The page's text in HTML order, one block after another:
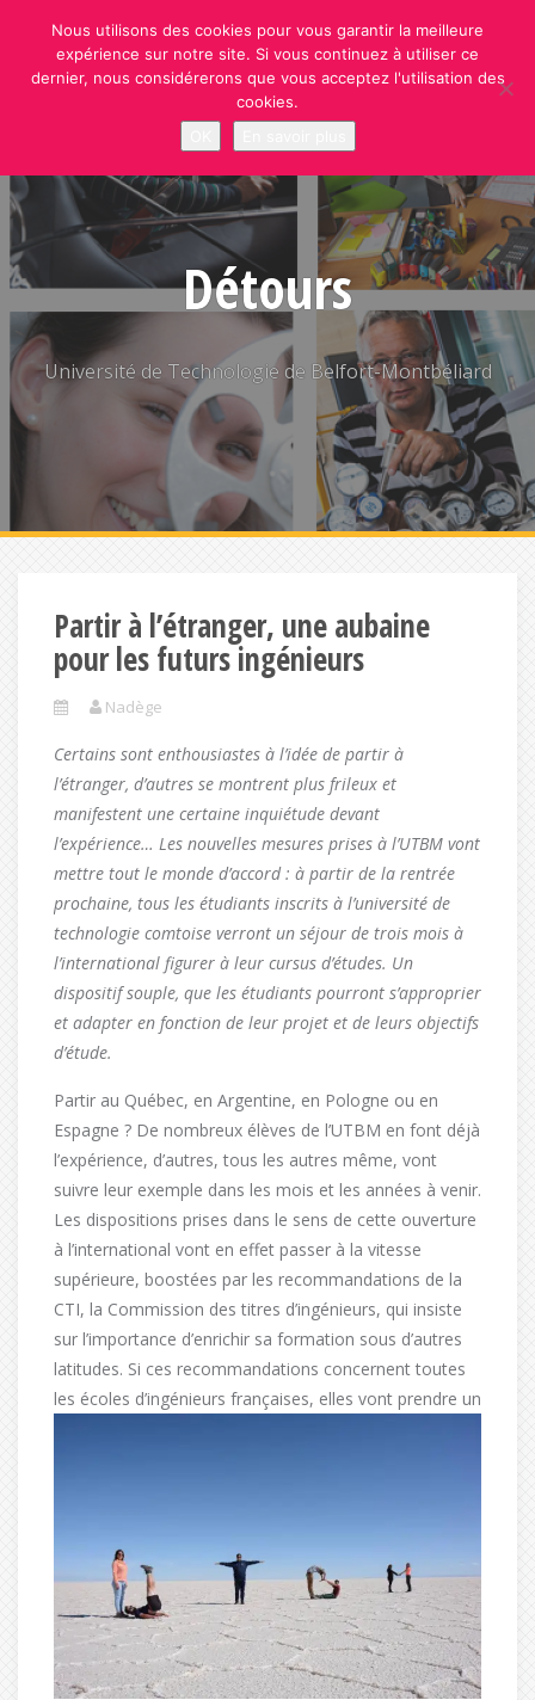
content
Détours
Université de Technologie de Belfort-Montbéliard
Partir à l’étranger, une aubaine
pour les futurs ingénieurs
Nadège
Certains sont enthousiastes à l’idée de partir à
l’étranger, d’autres se montrent plus frileux et
manifestent une certaine inquiétude devant
l’expérience… Les nouvelles mesures prises à l’UTBM vont
mettre tout le monde d’accord : à partir de la rentrée
prochaine, tous les étudiants inscrits à l’université de
technologie comtoise verront un séjour de trois mois à
l’international figurer à leur cursus d’études. Un
dispositif souple, que les étudiants pourront s’approprier
et adapter en fonction de leur projet et de leurs objectifs
d’étude.
Partir au Québec, en Argentine, en Pologne ou en
Espagne ? De nombreux élèves de l’UTBM en font déjà
l’expérience, d’autres, tous les autres même, vont
suivre leur exemple dans les mois et les années à venir.
Les dispositions prises dans le sens de cette ouverture
à l’international vont en effet passer à la vitesse
supérieure, boostées par les recommandations de la
CTI, la Commission des titres d’ingénieurs, qui insiste
sur l’importance d’enrichir sa formation sous d’autres
latitudes. Si ces recommandations concernent toutes
les écoles d’ingénieurs françaises, elles vont prendre un
Nous utilisons des cookies pour vous garantir la meilleure
expérience sur notre site. Si vous continuez à utiliser ce
dernier, nous considérerons que vous acceptez l'utilisation des
cookies.